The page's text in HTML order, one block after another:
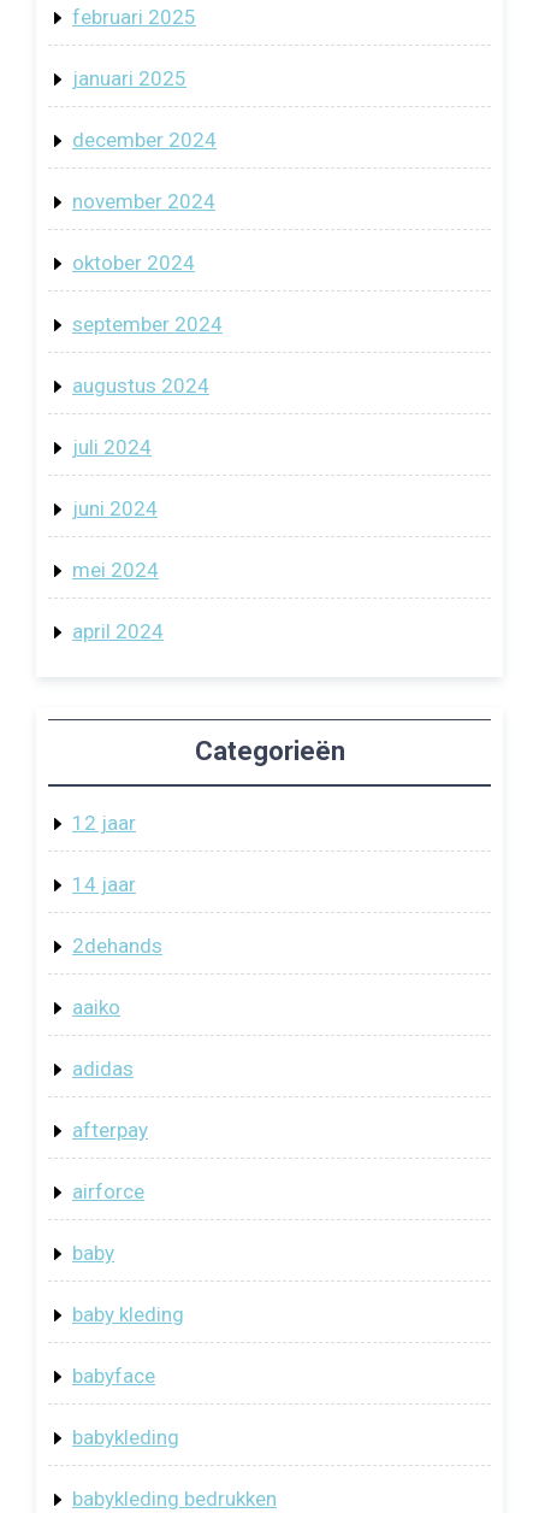
februari 2025
januari 2025
december 2024
november 2024
oktober 2024
september 2024
augustus 2024
juli 2024
juni 2024
mei 2024
april 2024
Categorieën
12 jaar
14 jaar
2dehands
aaiko
adidas
afterpay
airforce
baby
baby kleding
babyface
babykleding
babykleding bedrukken